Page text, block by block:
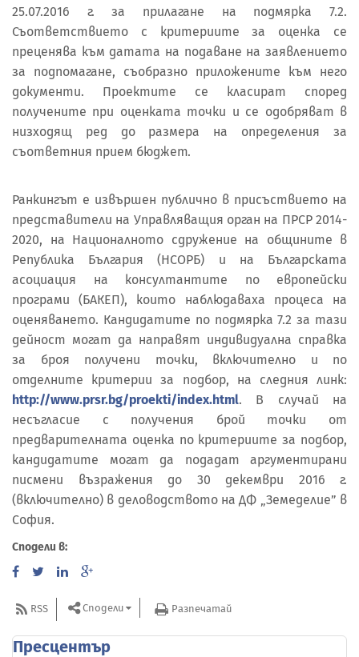
25.07.2016 г. за прилагане на подмярка 7.2.
Съответствието с критериите за оценка се
преценява към датата на подаване на заявлението
за подпомагане, съобразно приложените към него
документи. Проектите се класират според
получените при оценката точки и се одобряват в
низходящ ред до размера на определения за
съответния прием бюджет.
Ранкингът е извършен публично в присъствието на
представители на Управляващия орган на ПРСР 2014-
2020, на Националното сдружение на общините в
Република България (НСОРБ) и на Българската
асоциация на консултантите по европейски
програми (БАКЕП), които наблюдаваха процеса на
оценяването. Кандидатите по подмярка 7.2 за тази
дейност могат да направят индивидуална справка
за броя получени точки, включително и по
отделните критерии за подбор, на следния линк:
http://www.prsr.bg/proekti/index.html. В случай на
несъгласие с получения брой точки от
предварителната оценка по критериите за подбор,
кандидатите могат да подадат аргументирани
писмени възражения до 30 декември 2016 г.
(включително) в деловодството на ДФ „Земеделие” в
София.
Сподели в:
RSS Сподели Разпечатай
Пресцентър